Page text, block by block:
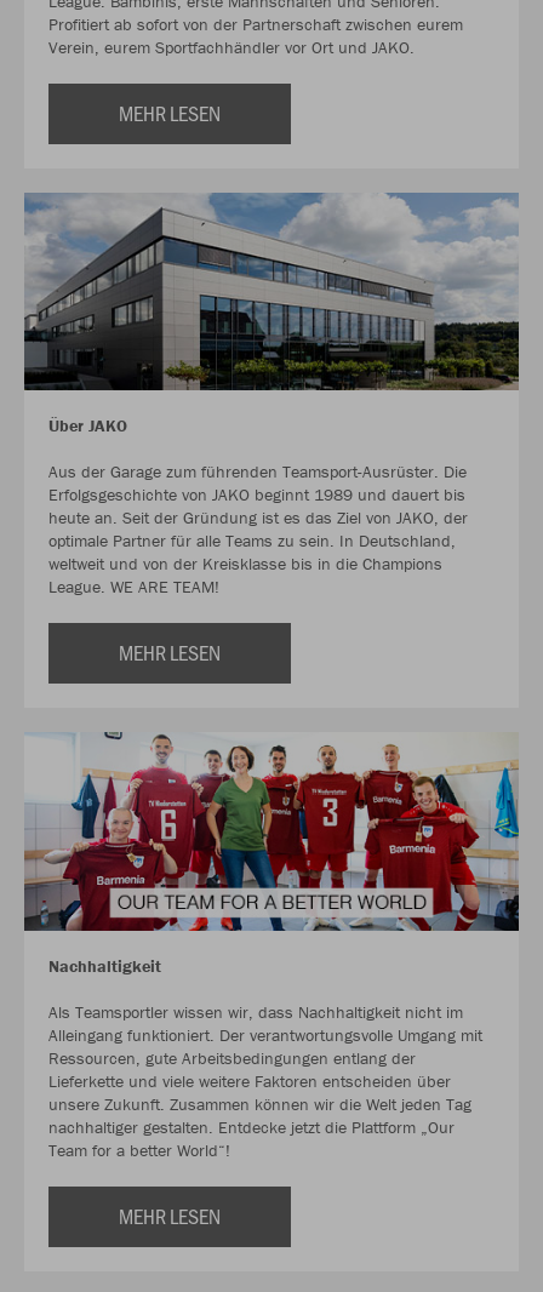
Profitiert ab sofort von der Partnerschaft zwischen eurem
Verein, eurem Sportfachhändler vor Ort und JAKO.
MEHR LESEN
Über JAKO
Aus der Garage zum führenden Teamsport-Ausrüster. Die
Erfolgsgeschichte von JAKO beginnt 1989 und dauert bis
heute an. Seit der Gründung ist es das Ziel von JAKO, der
optimale Partner für alle Teams zu sein. In Deutschland,
weltweit und von der Kreisklasse bis in die Champions
League. WE ARE TEAM!
MEHR LESEN
Nachhaltigkeit
Als Teamsportler wissen wir, dass Nachhaltigkeit nicht im
Alleingang funktioniert. Der verantwortungsvolle Umgang mit
Ressourcen, gute Arbeitsbedingungen entlang der
Lieferkette und viele weitere Faktoren entscheiden über
unsere Zukunft. Zusammen können wir die Welt jeden Tag
nachhaltiger gestalten. Entdecke jetzt die Plattform „Our
Team for a better World“!
MEHR LESEN